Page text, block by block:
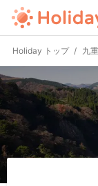
Holiday トップ 九